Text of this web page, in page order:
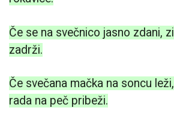
Če se na svečnico jasno zdani,
zadrži.
Če svečana mačka na soncu
rada na peč pribeži.